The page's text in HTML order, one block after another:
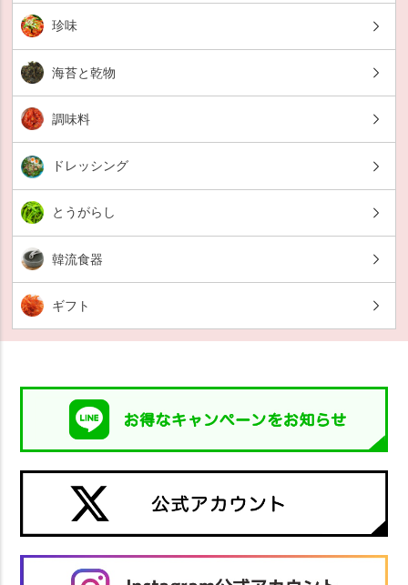
珍味
海苔と乾物
調味料
ドレッシング
とうがらし
韓流食器
ギフト